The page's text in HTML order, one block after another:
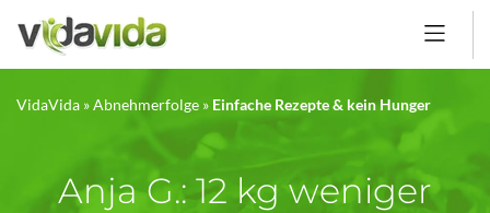
VidaVida »Abnehmerfolge » Einfache Rezepte & kein Hunger
Anja G.: 12 kg weniger